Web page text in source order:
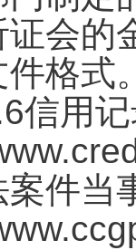
证会的
格式。
信用
案件当